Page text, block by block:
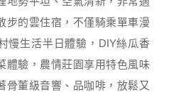
步的雲住宿，不僅騎乘單車漫
慢生活半日體驗，DIY絲瓜香
體驗，農情莊園享用特色風味
骨董級音響、品咖啡，放鬆又